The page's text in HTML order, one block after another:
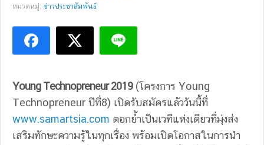
หมวดหมู่: ข่าวประชาสัมพันธ์
Young Technopreneur 2019(โครงการ Young
Technopreneur ปีที่8) เปิดรับสมัครแล้ววันนี้ที่
www.samartsia.com ตอกย้ำเป็นเวทีแห่งเดียวที่มุ่งส่ง
เสริมทักษะความรู้ในทุกเรื่อง พร้อมเปิดโอกาสในการนำ